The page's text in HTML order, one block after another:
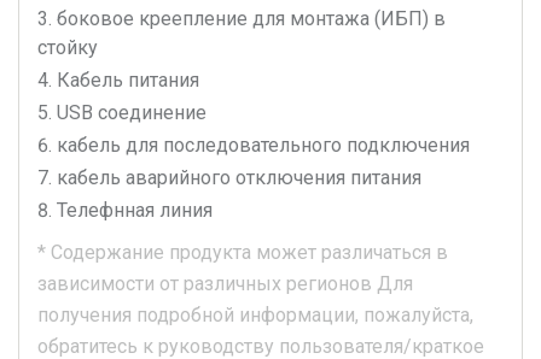
боковое креепление для монтажа (ИБП) в
стойку
Кабель питания
USB соединение
кабель для последовательного подключения
кабель аварийного отключения питания
Телефнная линия
* Содержание продукта может различаться в
зависимости от различных регионов Для
получения подробной информации, пожалуйста,
обратитесь к руководству пользователя/краткое